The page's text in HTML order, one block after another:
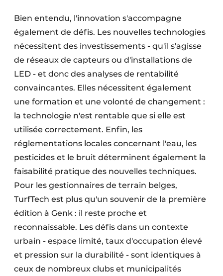
Bien entendu, l'innovation s'accompagne
également de défis. Les nouvelles technologies
nécessitent des investissements - qu'il s'agisse
de réseaux de capteurs ou d'installations de
LED - et donc des analyses de rentabilité
convaincantes. Elles nécessitent également
une formation et une volonté de changement :
la technologie n'est rentable que si elle est
utilisée correctement. Enfin, les
réglementations locales concernant l'eau, les
pesticides et le bruit déterminent également la
faisabilité pratique des nouvelles techniques.
Pour les gestionnaires de terrain belges,
TurfTech est plus qu'un souvenir de la première
édition à Genk : il reste proche et
reconnaissable. Les défis dans un contexte
urbain - espace limité, taux d'occupation élevé
et pression sur la durabilité - sont identiques à
ceux de nombreux clubs et municipalités